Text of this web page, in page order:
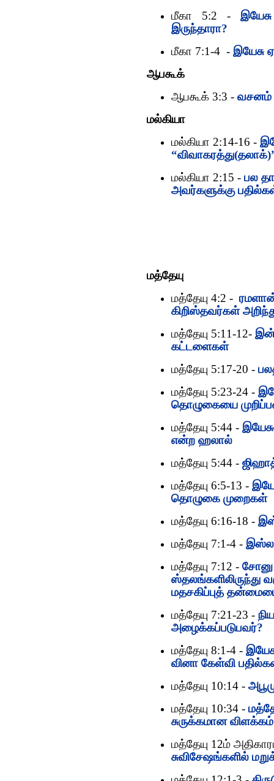
மீகா 5:2 -
இருந்தாரா?
மீகா 7:1-4 - இயேசு
ஆபகூக்
ஆபகூக் 3:3 - வசனம்
மல்கியா
மல்கியா 2:14-16 -
மல்கியா 2:15 - பல
அவர்களுக்கு
மத்தேயு
மத்தேயு 4:2 -
கிறிஸ்தவர்கள்
மத்தேயு 5:11-12-
கட்டளைகள்
மத்தேயு 5:17-20 -
மத்தேயு 5:23-24 -
தொழுகையை
மத்தேயு 5:44 -
என்ற ஹலால்
மத்தேயு 5:44 -
மத்தேயு 6:5-13 -
தொழுகை முறைகள்
மத்தேயு 6:16-18 -
மத்தேயு 7:1-4 -
மத்தேயு 7:12 - சோனு
ஸ்தலங்களிலிருந்து
மதசகிப்புத்
மத்தேயு 7:21-23 -
அழைக்கப்படுபவர்?
மத்தேயு 8:1-4 -
வினா கேள்வி
மத்தேயு 10:14 -
மத்தேயு 10:34 -
சுருக்கமான விளக்கம்
மத்தேயு 12ம்
சுவிசேஷங்களில்